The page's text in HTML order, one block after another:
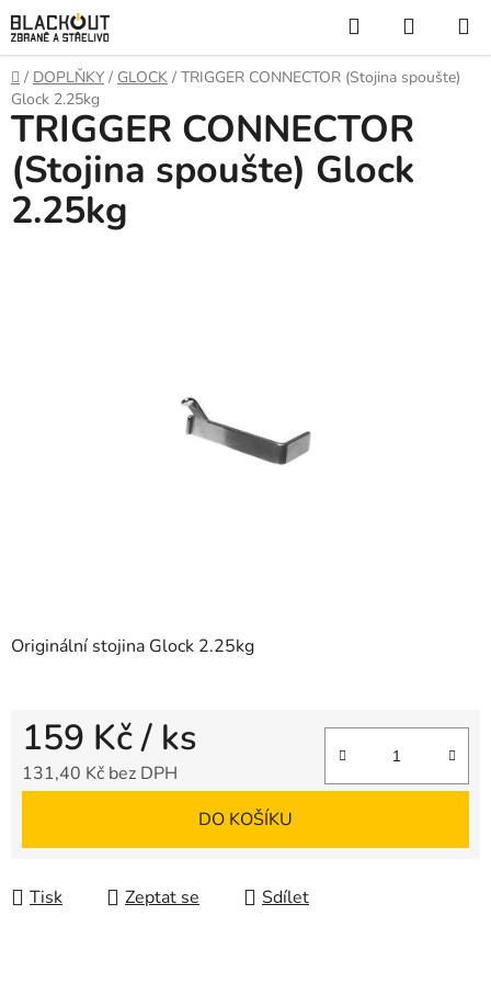
Přejít
na
obsah
Hledat
KOŠÍK
Domů
/ DOPLŇKY / GLOCK / TRIGGER CONNECTOR (Stojina spoušte)
Glock 2.25kg
Originální stojina Glock 2.25kg
159 Kč/ ks
131,40 Kč bez DPH
DO KOŠÍKU
Tisk Zeptat se Sdílet
TRIGGER CONNECTOR
(Stojina spoušte) Glock
2.25kg